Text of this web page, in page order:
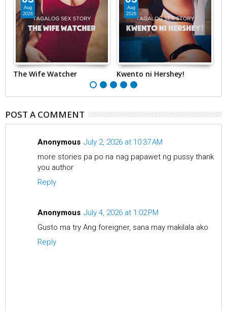
Aug
2026
The Wife Watcher
Aug
2026
Kwento ni Hershey!
POST A COMMENT
Anonymous July 2, 2026 at 10:37 AM
more stories pa po na nag papawet ng pussy thank
you author
Reply
Anonymous July 4, 2026 at 1:02 PM
Gusto ma try Ang foreigner, sana may makilala ako
Reply